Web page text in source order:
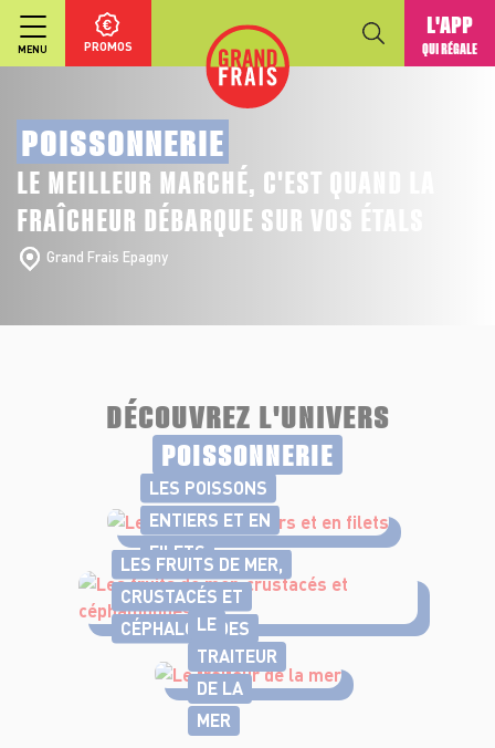
MENU PROMOS
L'APP
QUI RÉGALE
POISSONNERIE
LE MEILLEUR MARCHÉ, C'EST QUAND LA
FRAÎCHEUR DÉBARQUE SUR VOS ÉTALS
Grand Frais Epagny
DÉCOUVREZ L'UNIVERS
POISSONNERIE
LES POISSONS
ENTIERS ET EN
FILETS
LES FRUITS DE MER,
CRUSTACÉS ET
CÉPHALOPODES
LE
TRAITEUR
DE LA
MER